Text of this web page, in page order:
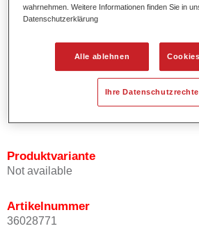
Produktmerkmale
1,5 Spritzgängen.
Bietet ein gutes Standvermögen.
Verfügt über ein hohes
Besitzt eine hohe
Produktvariante
Not available
Artikelnummer
36028771
wahrnehmen. Weitere Informationen finden Sie in
Datenschutzerklärung
Alle ablehnen
Ihre Datenschutzrechte